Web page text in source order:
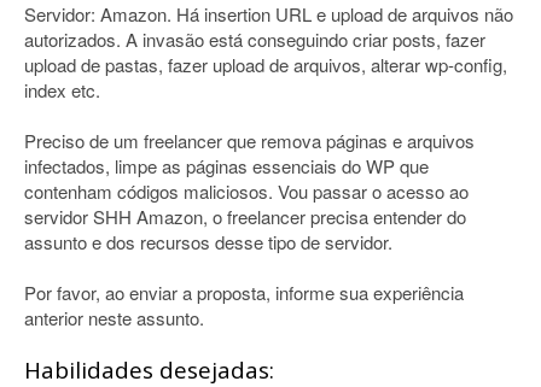
Servidor: Amazon. Há insertion URL e upload de arquivos não
autorizados. A invasão está conseguindo criar posts, fazer
upload de pastas, fazer upload de arquivos, alterar wp-config,
index etc.
Preciso de um freelancer que remova páginas e arquivos
infectados, limpe as páginas essenciais do WP que
contenham códigos maliciosos. Vou passar o acesso ao
servidor SHH Amazon, o freelancer precisa entender do
assunto e dos recursos desse tipo de servidor.
Por favor, ao enviar a proposta, informe sua experiência
anterior neste assunto.
Habilidades desejadas: